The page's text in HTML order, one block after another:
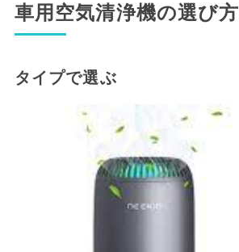
車用空気清浄機の選び方
タイプで選ぶ